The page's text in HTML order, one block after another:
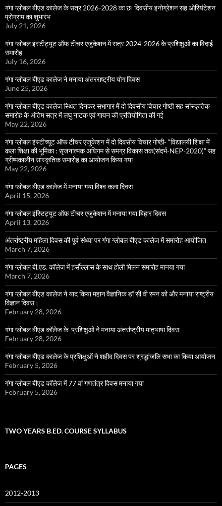
गंगा ग्लोबल बीएड कालेज के सत्र 2026-2028 का छः दिवसीय इनोग्रेशन सह ओरियंटेशन
प्रोग्राम का शुभारंभ
July 21, 2026
गंगा ग्लोबल इंस्टीट्यूट ऑफ टीचर एजुकेशन में सत्र 2024-2026 के प्रशिक्षुओं का विदाई
समारोह
July 16, 2026
गंगा ग्लोबल बीएड कालेज ने मनाया अंतरराष्ट्रीय योग दिवस
June 25, 2026
गंगा ग्लोबल बीएड कालेज स्थित दिनकर सभागार में दो दिवसीय विचार गोष्ठी सह सांस्कृतिक
समारोह के अंतिम सत्र में लघु नाटक एवं गायन की प्रतियोगिता की गई
May 22, 2026
गंगा ग्लोबल इंस्टीच्यूट ऑफ टीचर एजुकेशन में दो दिवसीय विचार गोष्ठी- “विद्यालयी शिक्षा में
कला शिक्षा की भूमिका : सृजनात्मक अधिगम से समग्र विकास तक(संदर्भ-NEP-2020)” सह
ग्रीष्मकालीन सांस्कृतिक समारोह का आयोजन किया गया
May 22, 2026
गंगा ग्लोबल बीएड कालेज में मनाया गया विश्व कला दिवस
April 15, 2026
गंगा ग्लोबल इंस्टिट्यूट ऑफ़ टीचर एजुकेशन में मनाया गया बिहार दिवस
April 13, 2026
अंतर्राष्ट्रीय महिला दिवस की पूर्व संध्या पर गंगा ग्लोबल बीएड कालेज में समारोह आयोजित
March 7, 2026
गंगा ग्लोबल बी.एड. कॉलेज में हर्सौल्लास के साथ होली मिलन समारोह मानया गया
March 7, 2026
गंगा ग्लोबल बीएड कालेज ने याद किया महान वैज्ञानिक डॉ सी वी रमन को और मनाया राष्ट्रीय
विज्ञान दिवस।
February 28, 2026
गंगा ग्लोबल बीएड कॉलेज के प्रशिक्षुओं ने मनाया अंतर्राष्ट्रीय मातृभाषा दिवस
February 28, 2026
गंगा ग्लोबल बीएड कालेज के प्रशिक्षुओं ने शहीद दिवस पर श्रद्धांजलि सभा का किया आयोजन
February 5, 2026
गंगा ग्लोबल बीएड कॉलेज में 77 वां गणतंत्र दिवस मनाया गया
February 5, 2026
TWO YEARS B.ED. COURSE SYLLABUS
PAGES
2012-2013